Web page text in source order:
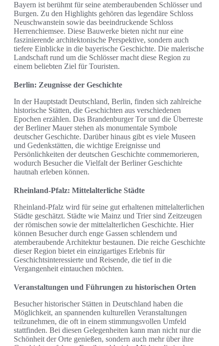
Bayern ist berühmt für seine atemberaubenden Schlösser und
Burgen. Zu den Highlights gehören das legendäre Schloss
Neuschwanstein sowie das beeindruckende Schloss
Herrenchiemsee. Diese Bauwerke bieten nicht nur eine
faszinierende architektonische Perspektive, sondern auch
tiefere Einblicke in die bayerische Geschichte. Die malerische
Landschaft rund um die Schlösser macht diese Region zu
einem beliebten Ziel für Touristen.
Berlin: Zeugnisse der Geschichte
In der Hauptstadt Deutschland, Berlin, finden sich zahlreiche
historische Stätten, die Geschichten aus verschiedenen
Epochen erzählen. Das Brandenburger Tor und die Überreste
der Berliner Mauer stehen als monumentale Symbole
deutscher Geschichte. Darüber hinaus gibt es viele Museen
und Gedenkstätten, die wichtige Ereignisse und
Persönlichkeiten der deutschen Geschichte commemorieren,
wodurch Besucher die Vielfalt der Berliner Geschichte
hautnah erleben können.
Rheinland-Pfalz: Mittelalterliche Städte
Rheinland-Pfalz wird für seine gut erhaltenen mittelalterlichen
Städte geschätzt. Städte wie Mainz und Trier sind Zeitzeugen
der römischen sowie der mittelalterlichen Geschichte. Hier
können Besucher durch enge Gassen schlendern und
atemberaubende Architektur bestaunen. Die reiche Geschichte
dieser Region bietet ein einzigartiges Erlebnis für
Geschichtsinteressierte und Reisende, die tief in die
Vergangenheit eintauchen möchten.
Veranstaltungen und Führungen zu historischen Orten
Besucher historischer Stätten in Deutschland haben die
Möglichkeit, an spannenden kulturellen Veranstaltungen
teilzunehmen, die oft in einem stimmungsvollen Umfeld
stattfinden. Bei diesen Gelegenheiten kann man nicht nur die
Schönheit der Orte genießen, sondern auch mehr über ihre